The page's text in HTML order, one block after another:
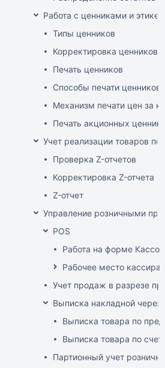
Работа с ценниками и
Типы ценников
Корректировка ценников
Печать ценников
Способы печати ценников
Механизм печати цен за
Печать акционных
Учет реализации товаров по
Проверка Z-отчетов
Корректировка Z-отчета
Z-отчет
Управление розничными
POS
Работа на форме
Рабочее место кассира
Учет продаж в разрезе
Выписка накладной через
Выписка товара по
Выписка товара по
Партионный учет